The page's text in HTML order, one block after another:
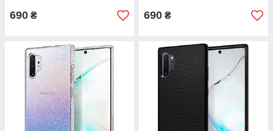
690 ₴ 690 ₴